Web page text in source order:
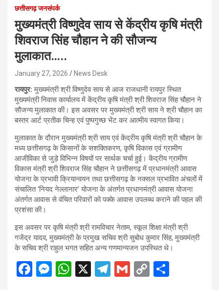
छत्तीसगढ़ जनसंपर्क
मुख्यमंत्री विष्णुदेव साय से केंद्रीय कृषि मंत्री
शिवराज सिंह चौहान ने की सौजन्य
मुलाकात…..
January 27, 2026 News Desk
रायपुर:मुख्यमंत्री श्री विष्णुदेव साय से आज राजधानी रायपुर स्थित
मुख्यमंत्री निवास कार्यालय में केंद्रीय कृषि मंत्री श्री शिवराज सिंह चौहान ने
सौजन्य मुलाकात की। इस अवसर पर मुख्यमंत्री श्री साय ने श्री चौहान का
बस्तर आर्ट प्रतीक चिन्ह एवं पुष्पगुच्छ भेंट कर आत्मीय स्वागत किया।
मुलाकात के दौरान मुख्यमंत्री श्री साय एवं केंद्रीय कृषि मंत्री श्री चौहान के
मध्य छत्तीसगढ़ के किसानों के सशक्तिकरण, कृषि विकास एवं ग्रामीण
आजीविका से जुड़े विभिन्न विषयों पर सार्थक चर्चा हुई। केंद्रीय ग्रामीण
विकास मंत्री श्री शिवराज सिंह चौहान ने छत्तीसगढ़ में प्रधानमंत्री आवास
योजना के प्रभावी क्रियान्वयन तथा छत्तीसगढ़ के नक्सल प्रभावित अंचलों में
संचालित ‘नियद नेल्लानार’ योजना के अंतर्गत प्रधानमंत्री आवास योजना
अंतर्गत आवास से वंचित परिवारों को पक्के आवास उपलब्ध कराने की पहल की
प्रशंसा की।
इस अवसर पर कृषि मंत्री श्री रामविचार नेताम, स्कूल शिक्षा मंत्री श्री
गजेंद्र यादव, मुख्यमंत्री के प्रमुख सचिव श्री सुबोध कुमार सिंह, मुख्यमंत्री
के सचिव श्री राहुल भगत सहित अन्य गणमान्यजन उपस्थित थे।
F
M W X
T
G
C